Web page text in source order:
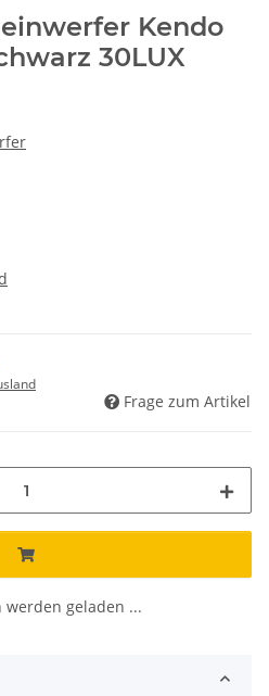
Kendo
30LUX
Frage zum Artikel
werden geladen ...